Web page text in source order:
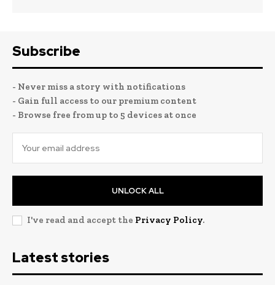
Subscribe
- Never miss a story with notifications
- Gain full access to our premium content
- Browse free from up to 5 devices at once
UNLOCK ALL
I've read and accept the Privacy Policy.
Latest stories